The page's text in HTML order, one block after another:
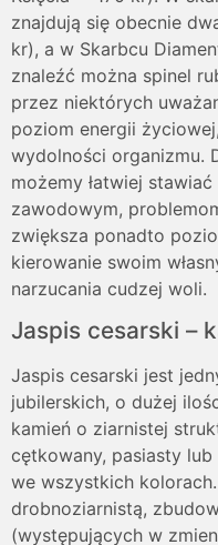
znajdują się obecnie
kr), a w Skarbcu
znaleźć można spinel
przez niektórych
poziom energii
wydolności organizmu.
możemy łatwiej
zawodowym,
zwiększa ponadto
kierowanie swoim
narzucania cudzej woli.
Jaspis cesarski –
Jaspis cesarski jest
jubilerskich, o dużej
kamień o ziarnistej
cętkowany, pasiasty
we wszystkich kolorach.
drobnoziarnistą,
(występujących w